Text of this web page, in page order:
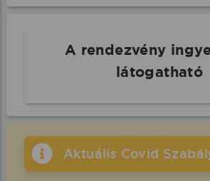
A rendezvény
látogatható
Aktuális Covid